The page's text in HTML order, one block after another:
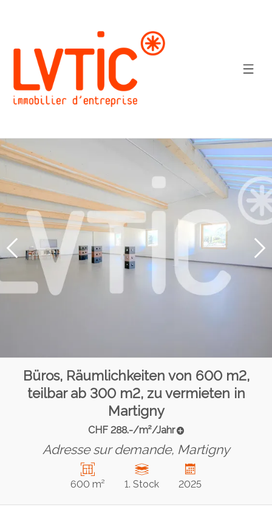
Büros, Räumlichkeiten von 600 m2,
teilbar ab 300 m2, zu vermieten in
Martigny
CHF 288.-/m²/Jahr
Adresse sur demande, Martigny
600 m² 1. Stock 2025